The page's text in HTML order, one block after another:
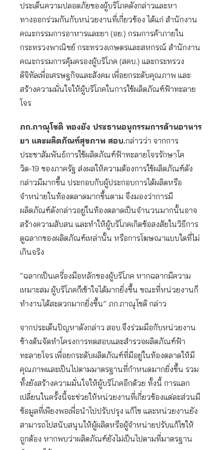
ประเด็นความปลอดภัยของผู้บริโภคดังกล่าวและหา
ทางออกร่วมกันกับหน่วยงานที่เกี่ยวข้อง ได้แก่ สำนักงาน
คณะกรรมการอาหารและยา (อย.) กรมการค้าภายใน
กระทรวงพาณิชย์ กระทรวงเกษตรและสหกรณ์ สำนักงาน
คณะกรรมการคุ้มครองผู้บริโภค (สคบ.) และกระทรวง
ดิจิทัลเพื่อเศรษฐกิจและสังคม เพื่อยกระดับคุณภาพ และ
สร้างความมั่นใจให้ผู้บริโภคในการใช้ผลิตภัณฑ์ฟ้าทะลาย
โจร
ภก.ภาณุโชติ ทองยัง ประธานอนุกรรมการด้านอาหาร
ยา และผลิตภัณฑ์สุขภาพ สอบ.กล่าวว่า จากการ
ประชาสัมพันธ์การใช้ผลิตภัณฑ์ฟ้าทะลายโจรรักษาโค
วิด-19 ของภาครัฐ ส่งผลให้ความต้องการใช้ผลิตภัณฑ์ดัง
กล่าวมีมากขึ้น ประกอบกับผู้ประกอบการได้ผลิตหรือ
จำหน่ายในท้องตลาดมากขึ้นตาม จึงมองว่าการมี
ผลิตภัณฑ์ดังกล่าวอยู่ในท้องตลาดเป็นจำนวนมากนั้นอาจ
สร้างความสับสน และทำให้ผู้บริโภคเกิดข้อสงสัยในวิธีการ
ดูฉลากของผลิตภัณฑ์เหล่านั้น หรือการโฆษณาแบบใดที่ไม่
เกินจริง
“ฉลากเป็นเครื่องมือหลักของผู้บริโภค หากฉลากมีความ
เหมาะสม ผู้บริโภคก็เข้าใจได้มากยิ่งขึ้น ขณะที่หน่วยงานก็
ทำงานได้สะดวกมากยิ่งขึ้น” ภก.ภาณุโชติ กล่าว
จากประเด็นปัญหาดังกล่าว สอบ.จึงร่วมมือกับหน่วยงาน
ข้างต้นจัดทำโครงการทดสอบและสำรวจผลิตภัณฑ์ฟ้า
ทะลายโจร เพื่อยกระดับผลิตภัณฑ์ที่มีอยู่ในท้องตลาดให้มี
คุณภาพและเป็นไปตามมาตรฐานที่กำหนดมากยิ่งขึ้น รวม
ทั้งยังสร้างความมั่นใจให้ผู้บริโภคอีกด้วย ทั้งนี้ การแลก
เปลี่ยนในครั้งนี้จะช่วยให้หน่วยงานที่เกี่ยวข้องแต่ละส่วนมี
ข้อมูลที่เพียงพอเพื่อนำไปปรับปรุง แก้ไข และหน่วยงานยัง
สามารถไปสนับสนุนให้ผู้ผลิตหรือผู้จำหน่ายปรับแก้ไขให้
ถูกต้อง หากพบว่าผลิตภัณฑ์ยังไม่เป็นไปตามที่มาตรฐาน